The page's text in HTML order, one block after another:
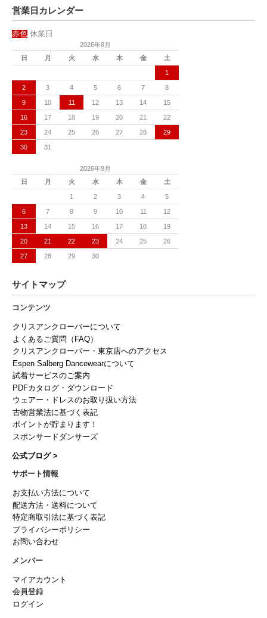
営業日カレンダー
赤色 休業日
2026年8月
日
月 火 水 木 金 土
1
2 3 4 5 6 7 8
9 10 11 12 13 14 15
16 17 18 19 20 21 22
23 24 25 26 27 28 29
30 31
2026年9月
日
月 火 水 木 金 土
1 2 3 4 5
6 7 8 9 10 11 12
13 14 15 16 17 18 19
20 21 22 23 24 25 26
27 28 29 30
サイトマップ
コンテンツ
クリスアンクローバーについて
よくあるご質問（FAQ）
クリスアンクローバー・東京店へのアクセス
Espen Salberg Dancewearについて
試着サービスのご案内
PDFカタログ・ダウンロード
ウェアー・ドレスのお取り扱い方法
古物営業法に基づく表記
ポイントが貯まります！
スポンサードダンサーズ
公式ブログ >
サポート情報
お支払い方法について
配送方法・送料について
特定商取引法に基づく表記
プライバシーポリシー
お問い合わせ
メンバー
マイアカウント
会員登録
ログイン